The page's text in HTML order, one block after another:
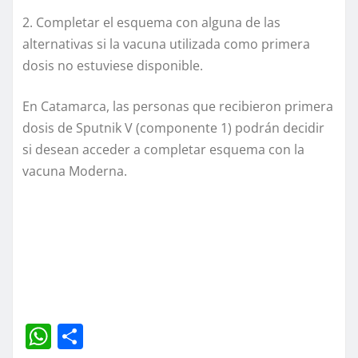
2. Completar el esquema con alguna de las
alternativas si la vacuna utilizada como primera
dosis no estuviese disponible.
En Catamarca, las personas que recibieron primera
dosis de Sputnik V (componente 1) podrán decidir
si desean acceder a completar esquema con la
vacuna Moderna.
W